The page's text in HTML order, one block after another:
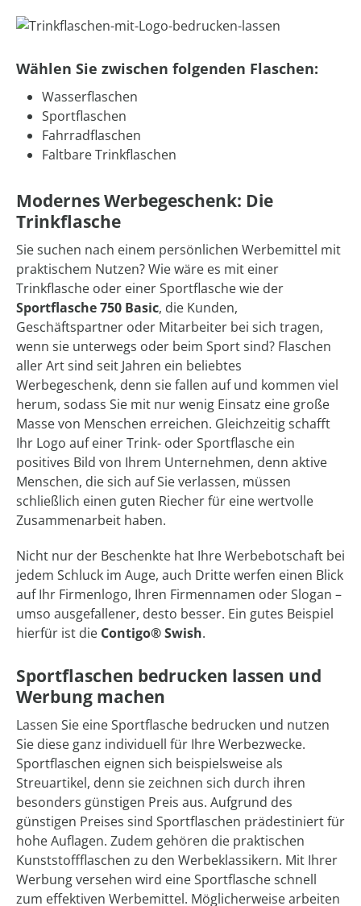
Wählen Sie zwischen folgenden Flaschen:
Wasserflaschen
Sportflaschen
Fahrradflaschen
Faltbare Trinkflaschen
Modernes Werbegeschenk: Die
Trinkflasche
Sie suchen nach einem persönlichen Werbemittel mit
praktischem Nutzen? Wie wäre es mit einer
Trinkflasche oder einer Sportflasche wie der
Sportflasche 750 Basic, die Kunden,
Geschäftspartner oder Mitarbeiter bei sich tragen,
wenn sie unterwegs oder beim Sport sind? Flaschen
aller Art sind seit Jahren ein beliebtes
Werbegeschenk, denn sie fallen auf und kommen viel
herum, sodass Sie mit nur wenig Einsatz eine große
Masse von Menschen erreichen. Gleichzeitig schafft
Ihr Logo auf einer Trink- oder Sportflasche ein
positives Bild von Ihrem Unternehmen, denn aktive
Menschen, die sich auf Sie verlassen, müssen
schließlich einen guten Riecher für eine wertvolle
Zusammenarbeit haben.
Nicht nur der Beschenkte hat Ihre Werbebotschaft bei
jedem Schluck im Auge, auch Dritte werfen einen Blick
auf Ihr Firmenlogo, Ihren Firmennamen oder Slogan –
umso ausgefallener, desto besser. Ein gutes Beispiel
hierfür ist die Contigo® Swish.
Sportflaschen bedrucken lassen und
Werbung machen
Lassen Sie eine Sportflasche bedrucken und nutzen
Sie diese ganz individuell für Ihre Werbezwecke.
Sportflaschen eignen sich beispielsweise als
Streuartikel, denn sie zeichnen sich durch ihren
besonders günstigen Preis aus. Aufgrund des
günstigen Preises sind Sportflaschen prädestiniert für
hohe Auflagen. Zudem gehören die praktischen
Kunststoffflaschen zu den Werbeklassikern. Mit Ihrer
Werbung versehen wird eine Sportflasche schnell
zum effektiven Werbemittel. Möglicherweise arbeiten